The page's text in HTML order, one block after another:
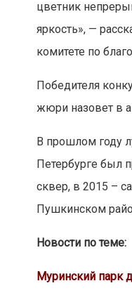
цветник
яркость», —
комитете по
Победителя
жюри назовет в
В прошлом году
Петербурге был
сквер, в 2015 –
Пушкинском
Новости по теме:
Муринский парк